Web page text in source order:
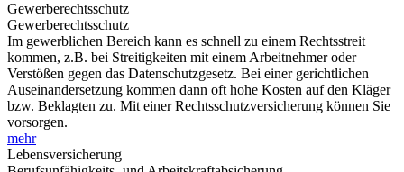
Gewerberechtsschutz
Gewerberechtsschutz
Im gewerblichen Bereich kann es schnell zu einem Rechtsstreit
kommen, z.B. bei Streitigkeiten mit einem Arbeitnehmer oder
Verstößen gegen das Datenschutzgesetz. Bei einer gerichtlichen
Auseinandersetzung kommen dann oft hohe Kosten auf den Kläger
bzw. Beklagten zu. Mit einer Rechtsschutzversicherung können Sie
vorsorgen.
mehr
Lebensversicherung